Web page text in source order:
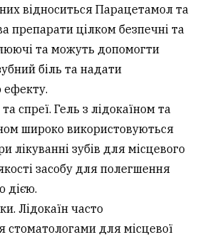
відноситься Парацетамол та
препарати цілком безпечні та
та можуть допомогти
біль та надати
ефекту.
спреї. Гель з лідокаїном та
широко використовуються
лікуванні зубів для місцевого
засобу для полегшення
дією.
Лідокаїн часто
стоматологами для місцевої